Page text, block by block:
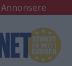
Annonsere